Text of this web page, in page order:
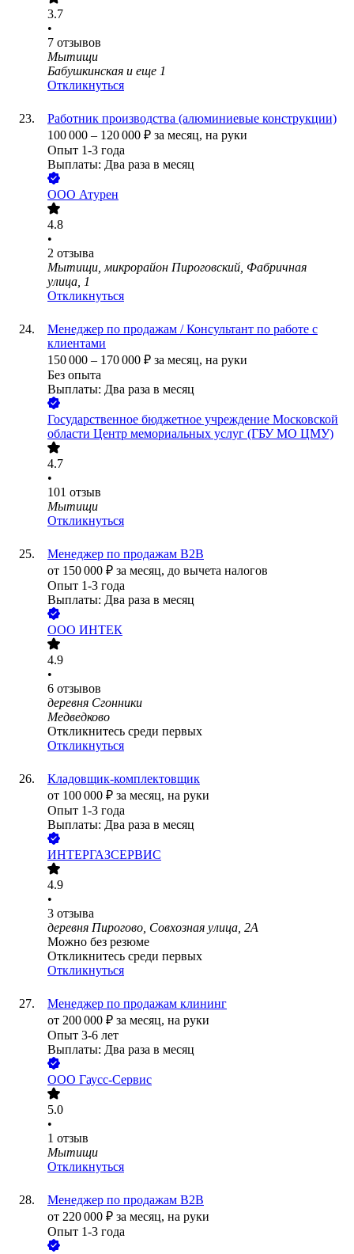
3.7
•
7 отзывов
Мытищи
Бабушкинская и еще 1
Откликнуться
Работник производства (алюминиевые конструкции)
100 000 – 120 000 ₽ за месяц, на руки
Опыт 1-3 года
Выплаты: Два раза в месяц
ООО Атурен
4.8
•
2 отзыва
Мытищи, микрорайон Пироговский, Фабричная
улица, 1
Откликнуться
Менеджер по продажам / Консультант по работе с
клиентами
150 000 – 170 000 ₽ за месяц, на руки
Без опыта
Выплаты: Два раза в месяц
Государственное бюджетное учреждение Московской
области Центр мемориальных услуг (ГБУ МО ЦМУ)
4.7
•
101 отзыв
Мытищи
Откликнуться
Менеджер по продажам B2B
от 150 000 ₽ за месяц, до вычета налогов
Опыт 1-3 года
Выплаты: Два раза в месяц
ООО ИНТЕК
4.9
•
6 отзывов
деревня Сгонники
Медведково
Откликнитесь среди первых
Откликнуться
Кладовщик-комплектовщик
от 100 000 ₽ за месяц, на руки
Опыт 1-3 года
Выплаты: Два раза в месяц
ИНТЕРГАЗСЕРВИС
4.9
•
3 отзыва
деревня Пирогово, Совхозная улица, 2А
Можно без резюме
Откликнитесь среди первых
Откликнуться
Менеджер по продажам клининг
от 200 000 ₽ за месяц, на руки
Опыт 3-6 лет
Выплаты: Два раза в месяц
ООО Гаусс-Сервис
5.0
•
1 отзыв
Мытищи
Откликнуться
Менеджер по продажам B2B
от 220 000 ₽ за месяц, на руки
Опыт 1-3 года